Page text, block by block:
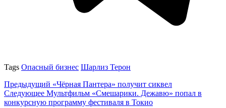
Tags Опасный бизнес Шарлиз Терон
Предыдущий «Чёрная Пантера» получит сиквел
Следующее Мультфильм «Смешарики. Дежавю» попал в
конкурсную программу фестиваля в Токио